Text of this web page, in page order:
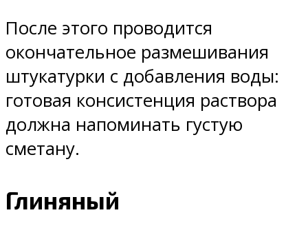
После этого проводится
окончательное размешивания
штукатурки с добавления воды:
готовая консистенция раствора
должна напоминать густую
сметану.
Глиняный